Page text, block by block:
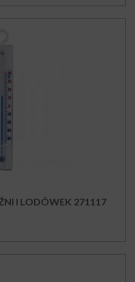
I LODÓWEK 271117